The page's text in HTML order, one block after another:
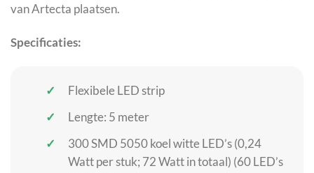
van Artecta plaatsen.
Specificaties:
Flexibele LED strip
Lengte: 5 meter
300 SMD 5050 koel witte LED’s (0,24
Watt per stuk; 72 Watt in totaal) (60 LED’s